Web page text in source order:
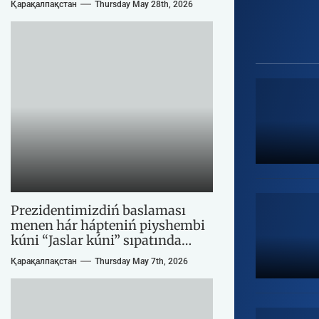
Қарақалпақстан Thursday May 28th, 2026
Prezidentimizdiń baslaması
menen hár hápteniń piyshembi
kúni “Jaslar kúni” sıpatında
belgilengen edi.
Қарақалпақстан Thursday May 7th, 2026